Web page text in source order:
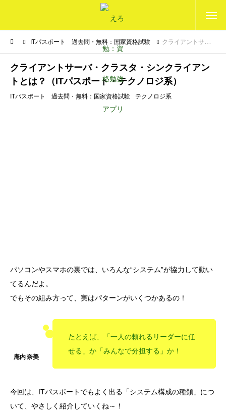
ITパスポート 過去問・無料：国家資格試験 クライアントサーバ・クラスタ・シンクライアントとは？（ITパスポート・テクノロジ系）
クライアントサーバ・クラスタ・シンクライアン
トとは？（ITパスポート・テクノロジ系）
ITパスポート 過去問・無料：国家資格試験 テクノロジ系
パソコンやスマホの裏では、いろんな“システム”が協力して動い
てるんだよ。
でもその組み方って、実はパターンがいくつかあるの！
たとえば、「一人の頼れるリーダーに任
せる」か「みんなで分担する」か！
今回は、ITパスポートでもよく出る「システム構成の種類」につ
いて、やさしく紹介していくね～！